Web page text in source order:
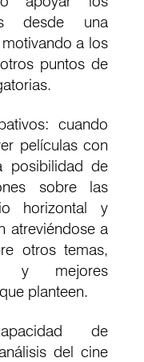
desde una
a los
puntos de
cuando
películas con
posibilidad de
sobre las
horizontal y
atreviéndose a
otros temas,
y mejores
planteen.
de
del cine